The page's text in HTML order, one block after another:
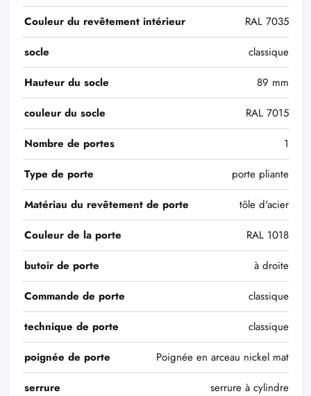
Couleur du revêtement intérieur
RAL 7035
socle
classique
Hauteur du socle
89 mm
couleur du socle
RAL 7015
Nombre de portes
1
Type de porte
porte pliante
Matériau du revêtement de porte
tôle d'acier
Couleur de la porte
RAL 1018
butoir de porte
à droite
Commande de porte
classique
technique de porte
classique
poignée de porte
Poignée en arceau nickel mat
serrure
serrure à cylindre